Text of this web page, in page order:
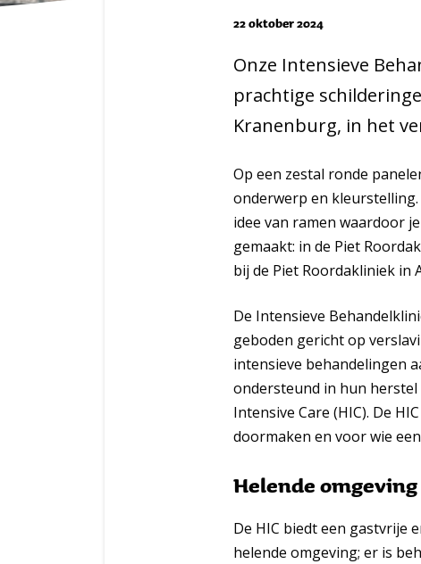
22 oktober 2024
Onze Intensieve
prachtige
Kranenburg, in het
Op een zestal ronde
onderwerp en
idee van ramen waardoor
gemaakt: in de Piet
bij de Piet Roordakliniek in
De Intensieve
geboden gericht op
intensieve behandelingen
ondersteund in hun herstel
Intensive Care (HIC). De
doormaken en voor wie
Helende omgeving
De HIC biedt een gastvrije
helende omgeving; er is